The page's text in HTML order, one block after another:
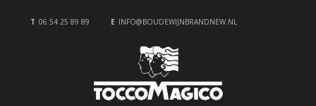
T 06 54 25 89 89 E INFO@BOUDEWIJNBRANDNEW.NL